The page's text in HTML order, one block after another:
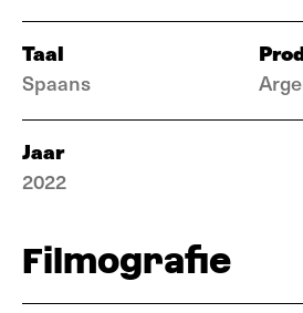
Taal
Spaans
Jaar
2022
Filmografie